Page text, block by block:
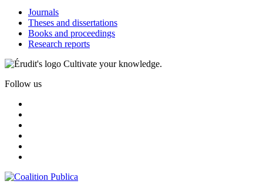
Journals
Theses and dissertations
Books and proceedings
Research reports
Cultivate your knowledge.
Follow us